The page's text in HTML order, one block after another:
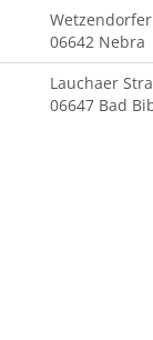
06642 Nebra
Lauchaer
06647 Bad